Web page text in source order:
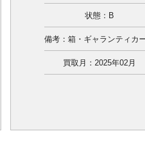
状態：B
備考：箱・ギャランティカ
買取月：2025年02月